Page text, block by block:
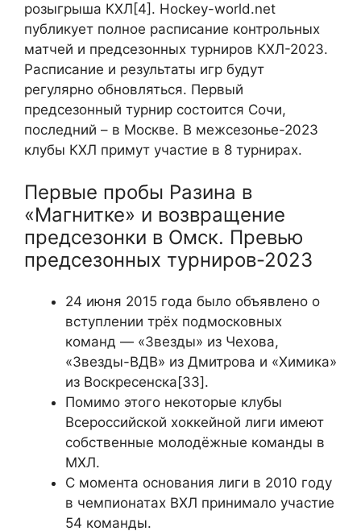
розыгрыша КХЛ[4]. Hockey-world.net
публикует полное расписание контрольных
матчей и предсезонных турниров КХЛ-2023.
Расписание и результаты игр будут
регулярно обновляться. Первый
предсезонный турнир состоится Сочи,
последний – в Москве. В межсезонье-2023
клубы КХЛ примут участие в 8 турнирах.
Первые пробы Разина в
«Магнитке» и возвращение
предсезонки в Омск. Превью
предсезонных турниров-2023
24 июня 2015 года было объявлено о
вступлении трёх подмосковных
команд — «Звезды» из Чехова,
«Звезды-ВДВ» из Дмитрова и «Химика»
из Воскресенска[33].
Помимо этого некоторые клубы
Всероссийской хоккейной лиги имеют
собственные молодёжные команды в
МХЛ.
С момента основания лиги в 2010 году
в чемпионатах ВХЛ принимало участие
54 команды.